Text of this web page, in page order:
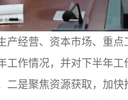
产经营、资本市场、重
工作情况，并对下半年
二是聚焦资源获取，加